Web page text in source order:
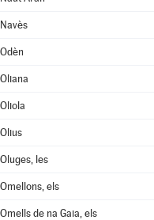
Navès
Odèn
Oliana
Oliola
Olius
Oluges, les
Omellons, els
Omells de na Gaia, els